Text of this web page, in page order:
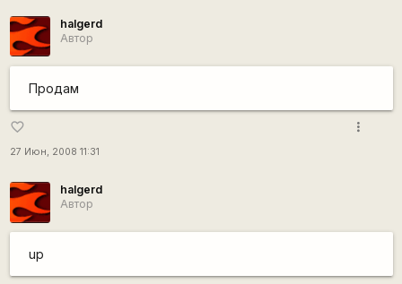
halgerd
Автор
Продам
favorite_border
27 Июн, 2008 11:31
more_vert
halgerd
Автор
up